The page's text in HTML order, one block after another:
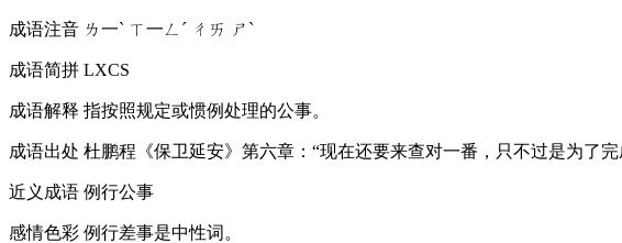
成语注音 ㄌ一ˋ ㄒ一ㄥˊ ㄔㄞ ㄕˋ
成语简拼 LXCS
成语解释 指按照规定或惯例处理的公事。
成语出处 杜鹏程《保卫延安》第六章：“现在还要来查对一番，只不过是为了完
近义成语 例行公事
感情色彩 例行差事是中性词。